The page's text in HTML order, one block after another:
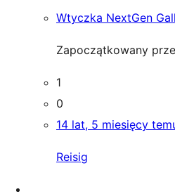
Wtyczka NextGen
Zapoczątkowany
1
0
14 lat, 5 miesięcy
Reisig